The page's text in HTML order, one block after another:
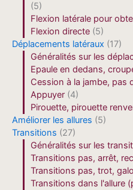
(5)
Flexion latérale pour
Flexion directe (5)
Déplacements latéraux (17)
Généralités sur les
Epaule en dedans,
Cession à la jambe, pas
Appuyer (4)
Pirouette, pirouette
Améliorer les allures (5)
Transitions (27)
Généralités sur les
Transitions pas, arrêt,
Transitions pas, trot,
Transitions dans l'allure